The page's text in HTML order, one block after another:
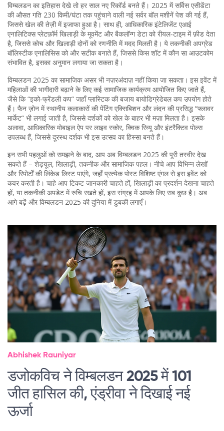
विम्बलडन का इतिहास देखे तो हर साल नए रिकॉर्ड बनते हैं। 2025 में सर्विस एसीडेंटा
की औसत गति 230 किमी/घंटा तक पहुंचाने वाली नई सर्वर बॉल मशीनें पेश की गई हैं,
जिससे खेल की तेज़ी में इजाफा हुआ है। साथ ही, आधिकारिक इंटेलिजेंट एआई
एनालिटिक्स प्लेटफ़ॉर्म खिलाड़ी के मूवमेंट और बैकलॉन्ग डेटा को रीयल‑टाइम में फ़ीड देता
है, जिससे कोच और खिलाड़ी दोनों को रणनीति में मदद मिलती है। ये तकनीकी अपग्रेड
बॉलिस्टीक एनालिसिस को और सटीक बनाते हैं, जिससे किस शॉट में कौन सा आउटकोम
संभावित है, इसका अनुमान लगाया जा सकता है।
विम्बलडन 2025 का सामाजिक असर भी नज़रअंदाज़ नहीं किया जा सकता। इस इवेंट में
महिलाओं की भागीदारी बढ़ाने के लिए कई सामाजिक कार्यक्रम आयोजित किए जाते हैं,
जैसे कि “इको‑फ्रेंडली कप” जहाँ प्लास्टिक की बजाय बायोडिग्रेडेबल कप उपयोग होते
हैं। फैन ज़ोन में स्थानीय कलाकारों की पेंटिंग एक्सिबिशन और लंदन की प्रसिद्ध “फ्लावर
मार्केट” भी लगाई जाती है, जिससे दर्शकों को खेल के बाहर भी मज़ा मिलता है। इसके
अलावा, आधिकारिक मोबाइल ऐप पर लाइव स्कोर, क्विक रिव्यू और इंटरैक्टिव पोल्स
उपलब्ध हैं, जिससे दूरस्थ दर्शक भी इस उत्सव का हिस्सा बनते हैं।
इन सभी पहलुओं को समझने के बाद, आप अब विम्बलडन 2025 की पूरी तस्वीर देख
सकते हैं – शेड्यूल, खिलाड़ी, तकनीक और सामाजिक पहल। नीचे आप विभिन्न लेखों
और रिपोर्टों की लिंकेड लिस्ट पाएंगे, जहाँ प्रत्येक पोस्ट विशिष्ट एंगल से इस इवेंट को
कवर करती है। चाहे आप टिकट जानकारी चाहते हों, खिलाड़ी का प्रदर्शन देखना चाहते
हों, या तकनीकी अपडेट में रुचि रखते हों, इस संग्रह में आपके लिए सब कुछ है। अब
आगे बढ़ें और विम्बलडन 2025 की दुनिया में डुबकी लगाएँ।
Abhishek Rauniyar
डजोकविच ने विम्बलडन 2025 में 101
जीत हासिल की, एंड्रीवा ने दिखाई नई
ऊर्जा